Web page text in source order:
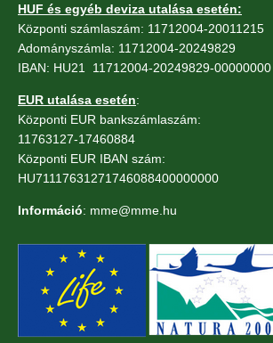
HUF és egyéb deviza utalása esetén:
Központi számlaszám: 11712004-20011215
Adományszámla: 11712004-20249829
IBAN: HU21 11712004-20249829-00000000
EUR utalása esetén:
Központi EUR bankszámlaszám:
11763127-17460884
Központi EUR IBAN szám:
HU71117631271746088400000000
Információ: mme@mme.hu